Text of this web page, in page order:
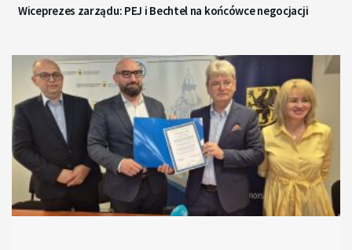
Wiceprezes zarządu: PEJ i Bechtel na końcówce negocjacji